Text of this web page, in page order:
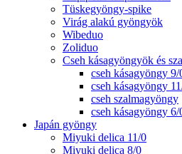
Tüskegyöngy-spike
Virág alakú gyöngyök
Wibeduo
Zoliduo
Cseh kásagyöngyök és
cseh kásagyöngy 9/
cseh kásagyöngy
cseh szalmagyöngy
cseh kásagyöngy
Japán gyöngy
Miyuki delica 11/0
Miyuki delica 8/0